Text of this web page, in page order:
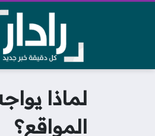
المواقع؟